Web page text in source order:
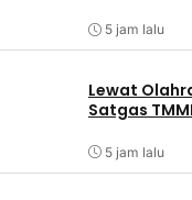
5 jam lalu
Lewat
Satgas
5 jam lalu